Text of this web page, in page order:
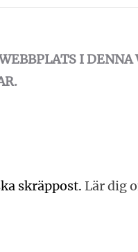
I DENNA
skräppost. Lär dig